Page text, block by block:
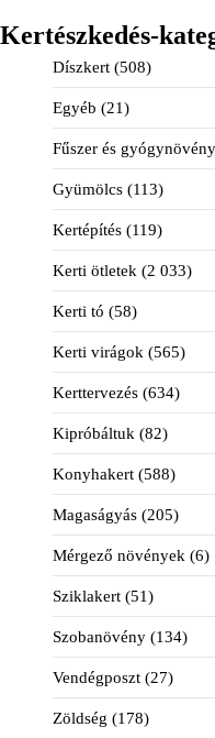
Kertészkedés-
Díszkert (508)
Egyéb (21)
Fűszer és
Gyümölcs (113)
Kertépítés (119)
Kerti ötletek (2 033)
Kerti tó (58)
Kerti virágok (565)
Kerttervezés (634)
Kipróbáltuk (82)
Konyhakert (588)
Magaságyás (205)
Mérgező növények (6)
Sziklakert (51)
Szobanövény (134)
Vendégposzt (27)
Zöldség (178)